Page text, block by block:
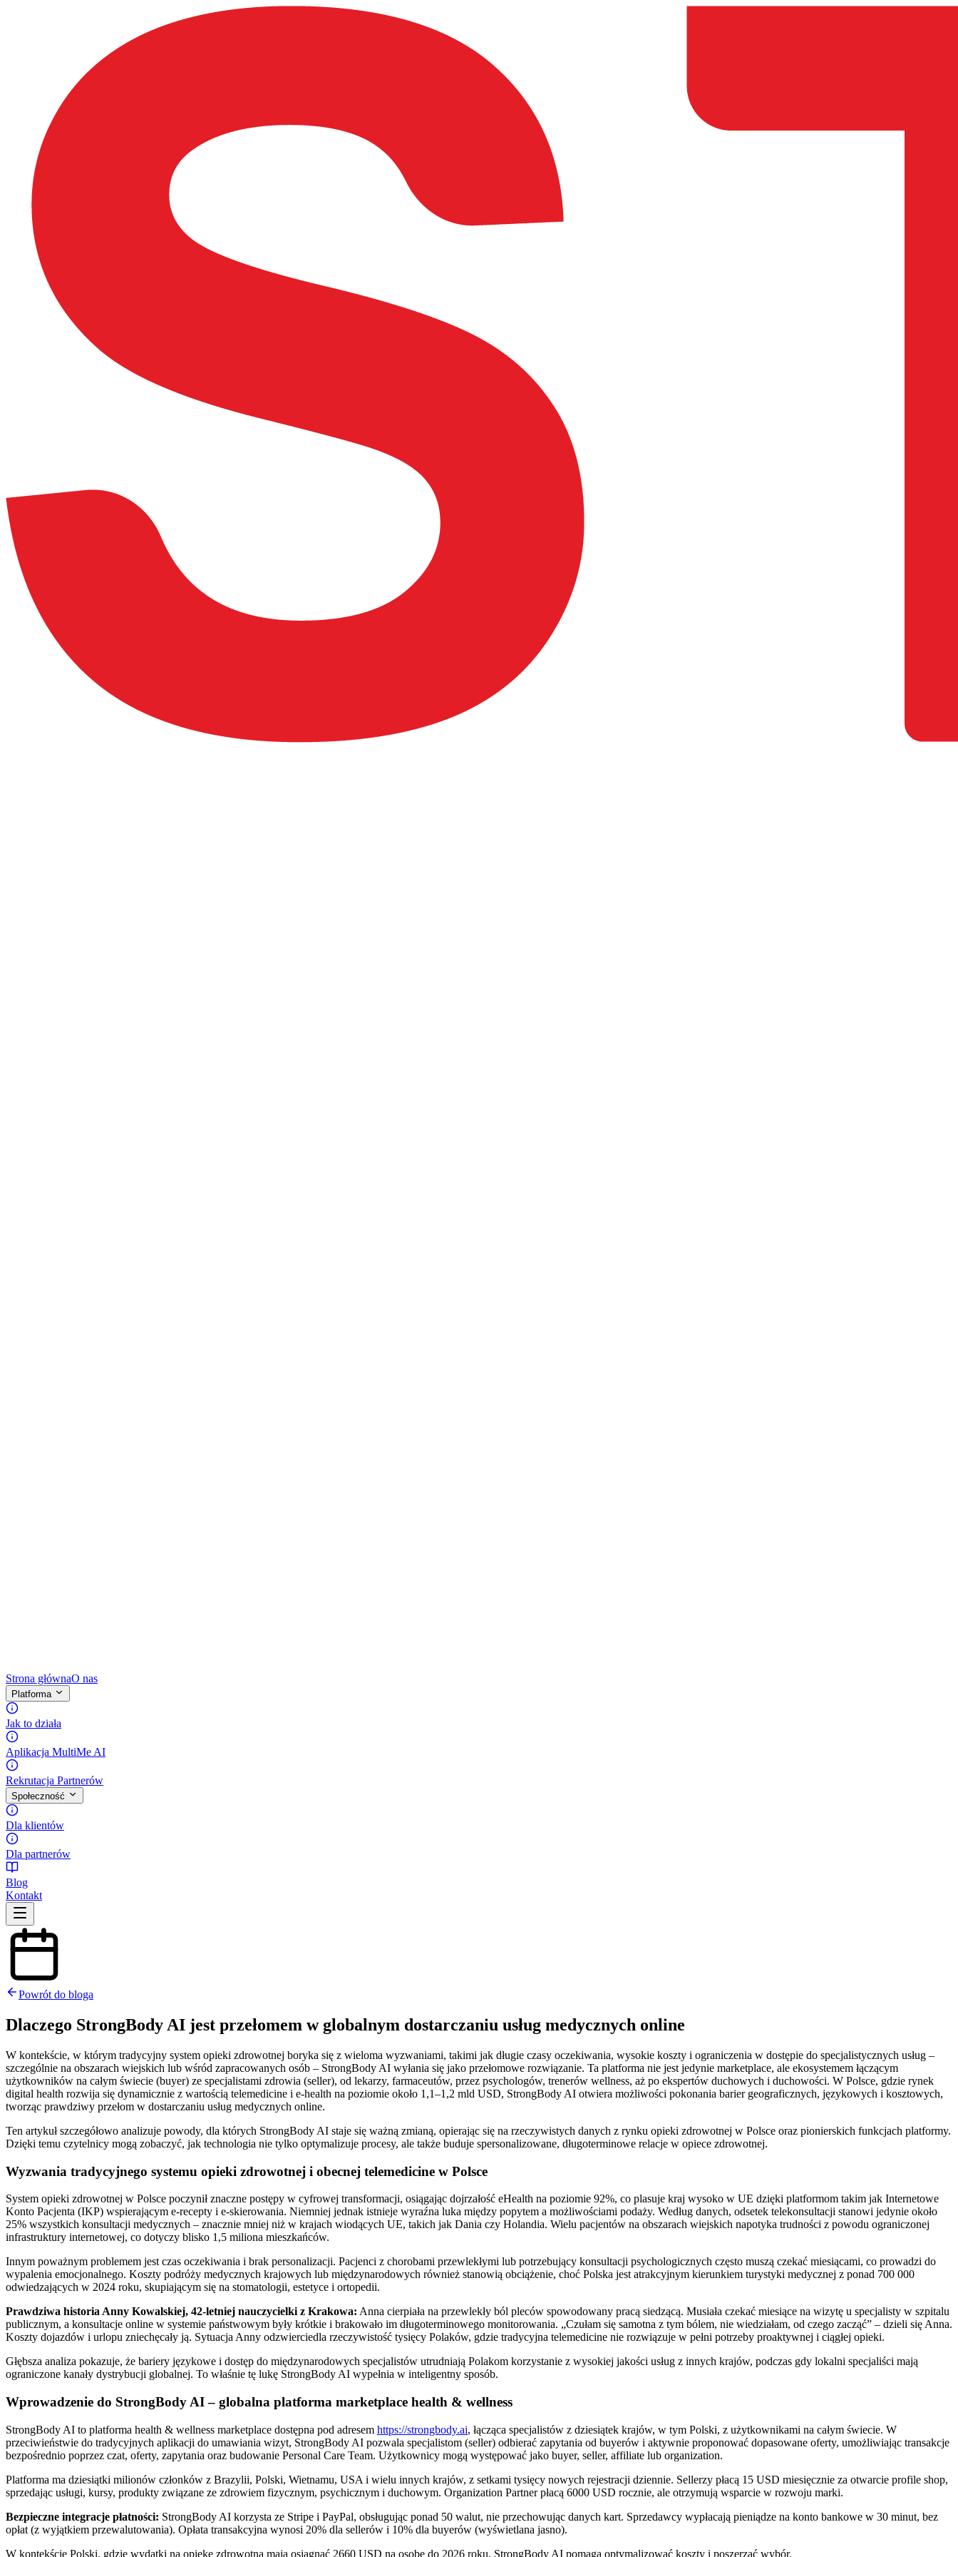
Strona głównaO nas
Platforma
Jak to działa
Aplikacja MultiMe AI
Rekrutacja Partnerów
Społeczność
Dla klientów
Dla partnerów
Blog
Kontakt
Powrót do bloga
Dlaczego StrongBody AI jest przełomem w globalnym dostarczaniu usług medycznych online
W kontekście, w którym tradycyjny system opieki zdrowotnej boryka się z wieloma wyzwaniami, takimi jak długie czasy oczekiwania, wysokie koszty i ograniczenia w dostępie do specjalistycznych usług –
szczególnie na obszarach wiejskich lub wśród zapracowanych osób – StrongBody AI wyłania się jako przełomowe rozwiązanie. Ta platforma nie jest jedynie marketplace, ale ekosystemem łączącym
użytkowników na całym świecie (buyer) ze specjalistami zdrowia (seller), od lekarzy, farmaceutów, przez psychologów, trenerów wellness, aż po ekspertów duchowych i duchowości. W Polsce, gdzie rynek
digital health rozwija się dynamicznie z wartością telemedicine i e-health na poziomie około 1,1–1,2 mld USD, StrongBody AI otwiera możliwości pokonania barier geograficznych, językowych i kosztowych,
tworząc prawdziwy przełom w dostarczaniu usług medycznych online.
Ten artykuł szczegółowo analizuje powody, dla których StrongBody AI staje się ważną zmianą, opierając się na rzeczywistych danych z rynku opieki zdrowotnej w Polsce oraz pionierskich funkcjach platformy.
Dzięki temu czytelnicy mogą zobaczyć, jak technologia nie tylko optymalizuje procesy, ale także buduje spersonalizowane, długoterminowe relacje w opiece zdrowotnej.
Wyzwania tradycyjnego systemu opieki zdrowotnej i obecnej telemedicine w Polsce
System opieki zdrowotnej w Polsce poczynił znaczne postępy w cyfrowej transformacji, osiągając dojrzałość eHealth na poziomie 92%, co plasuje kraj wysoko w UE dzięki platformom takim jak Internetowe
Konto Pacjenta (IKP) wspierającym e-recepty i e-skierowania. Niemniej jednak istnieje wyraźna luka między popytem a możliwościami podaży. Według danych, odsetek telekonsultacji stanowi jedynie około
25% wszystkich konsultacji medycznych – znacznie mniej niż w krajach wiodących UE, takich jak Dania czy Holandia. Wielu pacjentów na obszarach wiejskich napotyka trudności z powodu ograniczonej
infrastruktury internetowej, co dotyczy blisko 1,5 miliona mieszkańców.
Innym poważnym problemem jest czas oczekiwania i brak personalizacji. Pacjenci z chorobami przewlekłymi lub potrzebujący konsultacji psychologicznych często muszą czekać miesiącami, co prowadzi do
wypalenia emocjonalnego. Koszty podróży medycznych krajowych lub międzynarodowych również stanowią obciążenie, choć Polska jest atrakcyjnym kierunkiem turystyki medycznej z ponad 700 000
odwiedzających w 2024 roku, skupiającym się na stomatologii, estetyce i ortopedii.
Prawdziwa historia Anny Kowalskiej, 42-letniej nauczycielki z Krakowa: Anna cierpiała na przewlekły ból pleców spowodowany pracą siedzącą. Musiała czekać miesiące na wizytę u specjalisty w szpitalu
publicznym, a konsultacje online w systemie państwowym były krótkie i brakowało im długoterminowego monitorowania. „Czułam się samotna z tym bólem, nie wiedziałam, od czego zacząć” – dzieli się Anna.
Koszty dojazdów i urlopu zniechęcały ją. Sytuacja Anny odzwierciedla rzeczywistość tysięcy Polaków, gdzie tradycyjna telemedicine nie rozwiązuje w pełni potrzeby proaktywnej i ciągłej opieki.
Głębsza analiza pokazuje, że bariery językowe i dostęp do międzynarodowych specjalistów utrudniają Polakom korzystanie z wysokiej jakości usług z innych krajów, podczas gdy lokalni specjaliści mają
ograniczone kanały dystrybucji globalnej. To właśnie tę lukę StrongBody AI wypełnia w inteligentny sposób.
Wprowadzenie do StrongBody AI – globalna platforma marketplace health & wellness
StrongBody AI to platforma health & wellness marketplace dostępna pod adresem https://strongbody.ai, łącząca specjalistów z dziesiątek krajów, w tym Polski, z użytkownikami na całym świecie. W
przeciwieństwie do tradycyjnych aplikacji do umawiania wizyt, StrongBody AI pozwala specjalistom (seller) odbierać zapytania od buyerów i aktywnie proponować dopasowane oferty, umożliwiając transakcje
bezpośrednio poprzez czat, oferty, zapytania oraz budowanie Personal Care Team. Użytkownicy mogą występować jako buyer, seller, affiliate lub organization.
Platforma ma dziesiątki milionów członków z Brazylii, Polski, Wietnamu, USA i wielu innych krajów, z setkami tysięcy nowych rejestracji dziennie. Sellerzy płacą 15 USD miesięcznie za otwarcie profile shop,
sprzedając usługi, kursy, produkty związane ze zdrowiem fizycznym, psychicznym i duchowym. Organization Partner płacą 6000 USD rocznie, ale otrzymują wsparcie w rozwoju marki.
Bezpieczne integracje płatności: StrongBody AI korzysta ze Stripe i PayPal, obsługując ponad 50 walut, nie przechowując danych kart. Sprzedawcy wypłacają pieniądze na konto bankowe w 30 minut, bez
opłat (z wyjątkiem przewalutowania). Opłata transakcyjna wynosi 20% dla sellerów i 10% dla buyerów (wyświetlana jasno).
W kontekście Polski, gdzie wydatki na opiekę zdrowotną mają osiągnąć 2660 USD na osobę do 2026 roku, StrongBody AI pomaga optymalizować koszty i poszerzać wybór.